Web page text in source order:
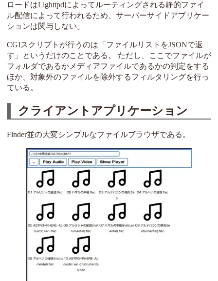
ロードはLighttpdによってルーティングされる静的ファイ
ル配信によって行われるため、サーバーサイドアプリケー
ションは関与しない。
CGIスクリプトが行うのは「ファイルリストをJSONで返
す」というだけのことである。 ただし、ここでファイルが
フォルダであるかメディアファイルであるかの判定をする
ほか、対象外のファイルを除外するフィルタリングを行っ
ている。
クライアントアプリケーション
Finder並の大変シンプルなファイルブラウザである。